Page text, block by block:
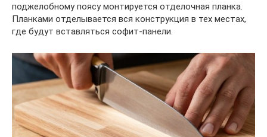
поджелобному поясу монтируется отделочная планка.
Планками отделывается вся конструкция в тех местах,
где будут вставляться софит-панели.